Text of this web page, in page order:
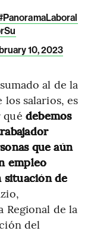
10, 2023
al de la
salarios, es
debemos
que aún
empleo
situación de
Regional de la
del